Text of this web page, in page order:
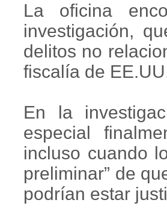
La oficina
investigación,
delitos no
fiscalía de
En la
especial
incluso cuando
preliminar” de
podrían estar